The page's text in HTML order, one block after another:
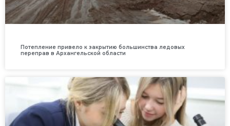
Потепление привело к закрытию большинства ледовых
переправ в Архангельской области